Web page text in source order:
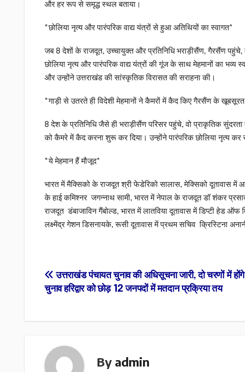
और हर रूप से समृद्ध स्थल बताया।
*छोलिया नृत्य और पारंपरिक वाद्य यंत्रों से हुआ अतिथियों का स्वागत*
जब 8 देशों के राजदूत, उच्चायुक्त और प्रतिनिधि भराड़ीसैंण, गैरसैंण
छोलिया नृत्य और पारंपरिक वाद्य यंत्रों की गूंज के साथ मेहमानों का
और उन्होंने उत्तराखंड की सांस्कृतिक विरासत की सराहना की।
*गाड़ी से उतरते ही विदेशी मेहमानों ने कैमरों में कैद किए गैरसैंण के
8 देश के प्रतिनिधि जैसे ही भराड़ीसैंण परिसर पहुंचे, वो प्राकृतिक
को कैमरे में कैद करना शुरू कर दिया। उन्होंने पारंपरिक छोलिया नृत्य कर
*ये मेहमान हैं मौजूद*
भारत में मैक्सिको के राजदूत श्री फेडेरिको सालास, मेक्सिको दूतावास में
के हाई कमिश्नर जगन्नाथ सामी, भारत में नेपाल के राजदूत डॉ शंकर
राजदूत डंबाजाविन गैंबोल्ड, भारत में लातविया दूतावास में डिप्टी हेड
लक्ष्मेंद्र गेशन डिसनायके, रूसी दूतावास में प्रथम सचिव क्रिस्टिना
Post
navigation
उत्तराखंड पंचायत चुनाव की अधिसूचना जारी, दो चरणों में होंगे
चुनाव हरिद्वार को छोड़ 12 जनपदों में मतदान प्रक्रिया तय
By admin